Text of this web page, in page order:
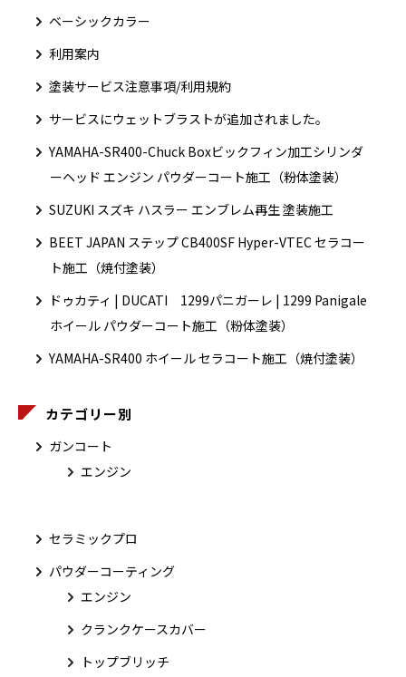
ベーシックカラー
利用案内
塗装サービス注意事項/利用規約
サービスにウェットブラストが追加されました。
YAMAHA-SR400-Chuck Boxビックフィン加工シリンダ
ーヘッド エンジン パウダーコート施工（粉体塗装）
SUZUKI スズキ ハスラー エンブレム再生 塗装施工
BEET JAPAN ステップ CB400SF Hyper-VTEC セラコー
ト施工（焼付塗装）
ドゥカティ | DUCATI 1299パニガーレ | 1299 Panigale
ホイール パウダーコート施工（粉体塗装）
YAMAHA-SR400 ホイール セラコート施工（焼付塗装）
カテゴリー別
ガンコート
エンジン
セラミックプロ
パウダーコーティング
エンジン
クランクケースカバー
トップブリッチ